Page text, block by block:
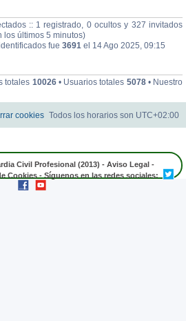
:: 1 registrado, 0 ocultos y 327 invitados
los últimos 5 minutos)
fue 3691 el 14 Ago 2025, 09:15
totales 10026• Usuarios totales 5078• Nuestro
Todos los horarios son UTC+02:00
cookies
Civil Profesional (2013) - Aviso Legal -
Cookies - Síguenos en las redes sociales: